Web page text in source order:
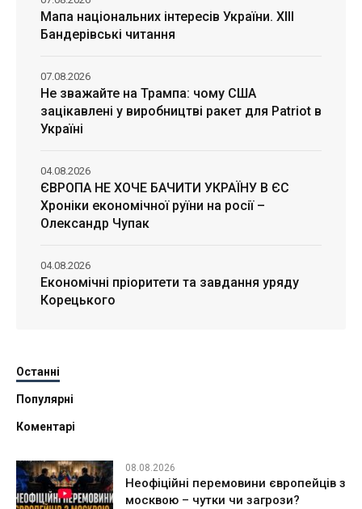
Мапа національних інтересів України. ХІІІ
Бандерівські читання
Не зважайте на Трампа: чому США
зацікавлені у виробництві ракет для Patriot в
Україні
07.08.2026
ЄВРОПА НЕ ХОЧЕ БАЧИТИ УКРАЇНУ В ЄС
Хроніки економічної руїни на росії –
Олександр Чупак
04.08.2026
Економічні пріоритети та завдання уряду
Корецького
04.08.2026
Останні
Популярні
Коментарі
08.08.2026
Неофіційні перемовини європейців з
москвою – чутки чи загрози?